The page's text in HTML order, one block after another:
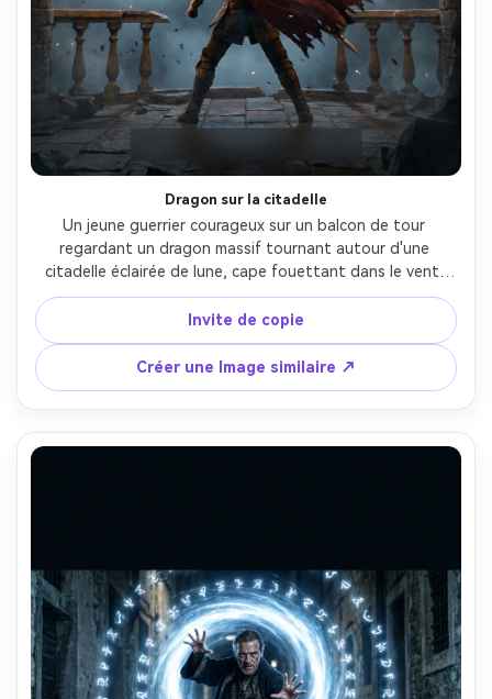
Dragon sur la citadelle
Un jeune guerrier courageux sur un balcon de tour
regardant un dragon massif tournant autour d'une
citadelle éclairée de lune, cape fouettant dans le vent,
flammes éclairant, ciel étoilé avec des cendres dérivantes,
large posture héroïque, rétroéclairage cinématographique
et brume volumétrique, composition d'affiche de jeu
fantastique épique avec zone de titre claire en haut et
zone de crédits en bas, armure photoréaliste et échelles,
prise sur Sony A7IV, 35mm f/1.8, haute résolution-AR 4:5
Invite de copie
Créer une Image similaire ↗